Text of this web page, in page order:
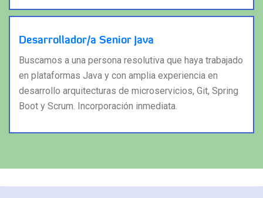
Desarrollador/a Senior Java
Buscamos a una persona resolutiva que haya trabajado
en plataformas Java y con amplia experiencia en
desarrollo arquitecturas de microservicios, Git, Spring
Boot y Scrum. Incorporación inmediata.